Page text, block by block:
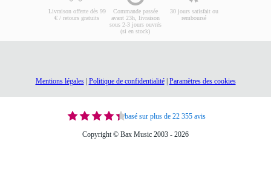
Livraison offerte dès 99
€ / retours gratuits
Commande passée
avant 23h, livraison
sous 2-3 jours ouvrés
(si en stock)
30 jours satisfait ou
remboursé
Mentions légales| Politique de confidentialité| Paramètres des cookies
basé sur plus de 22 355 avis
Copyright © Bax Music 2003 - 2026